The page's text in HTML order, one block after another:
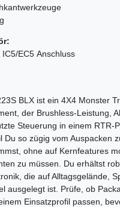
EC5 Anschluss
BLX ist ein 4X4 Monster
der Brushless-Leistung,
Steuerung in einem RTR-
Du so zügig vom Auspacken
ohne auf Kernfeatures
zu müssen. Du erhältst
die auf Alltagsgelände,
ausgelegt ist. Prüfe, ob
Einsatzprofil passen,